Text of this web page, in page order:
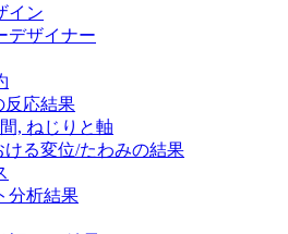
イン
デザイナー
反応結果
, ねじりと軸
ける変位/たわみの結果
分析結果